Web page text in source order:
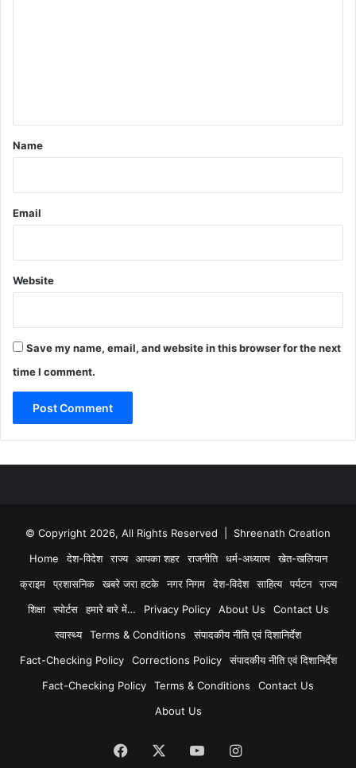
*
Name
Email
Website
Save my name, email, and website in this browser for the next
time I comment.
© Copyright 2026, All Rights Reserved | Shreenath Creation
Home
देश-विदेश राज्य आपका शहर राजनीति धर्म-अध्यात्म
खेत-खलियान
क्राइम
प्रशासनिक खबरे जरा हटके नगर निगम देश-विदेश साहित्य पर्यटन
राज्य
शिक्षा
स्पोर्टस हमारे बारे में… Privacy Policy About Us
Contact Us
स्वास्थ्य
Terms & Conditions
संपादकीय नीति एवं दिशानिर्देश
Fact-Checking Policy
Corrections Policy
संपादकीय नीति एवं दिशानिर्देश
Fact-Checking Policy
Terms & Conditions
Contact Us
About Us
Facebook YouTubeInstagram